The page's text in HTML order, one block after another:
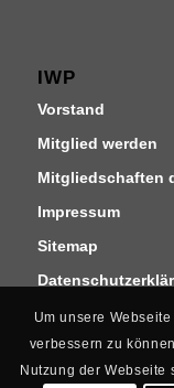
IWP
Vorstand
Mitglied werden
Mitgliedschaften
Impressum
Sitemap
Um unsere
verbessern zu
Nutzung der Webseite